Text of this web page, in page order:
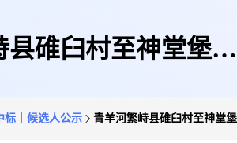
县碓臼村至神堂堡村
标｜候选人公示 青羊河繁峙县碓臼村至神堂